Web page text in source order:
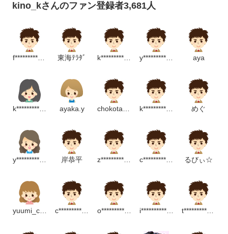
kino_kさんのファン登録者3,681人
f***************p 東海ﾃﾗﾀﾞ k*********************p y******************p aya
k*****************m ayaka.y k************************************m めぐ
y******************m 岸恭平 z*********************m c*******************************p るびぃ☆
yuumi_chan c***********************m o**********************m i**************************m t*****************m